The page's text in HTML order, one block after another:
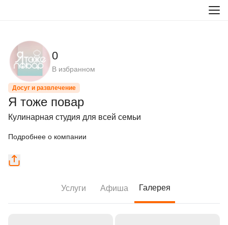
0
В избранном
Досуг и развлечение
Я тоже повар
Кулинарная студия для всей семьи
Подробнее о компании
Услуги Афиша Галерея